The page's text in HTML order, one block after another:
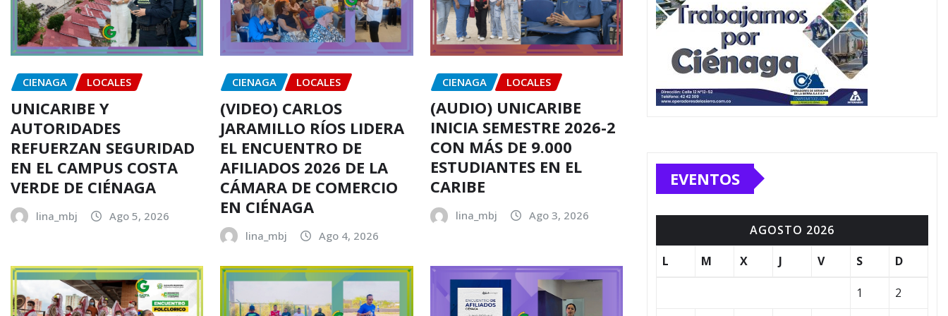
CIENAGA LOCALES
UNICARIBE Y
AUTORIDADES
REFUERZAN SEGURIDAD
EN EL CAMPUS COSTA
VERDE DE CIÉNAGA
lina_mbj Ago 5, 2026
CIENAGA LOCALES
(VIDEO) CARLOS
JARAMILLO RÍOS LIDERA
EL ENCUENTRO DE
AFILIADOS 2026 DE LA
CÁMARA DE COMERCIO
EN CIÉNAGA
lina_mbj Ago 4, 2026
CIENAGA LOCALES
(AUDIO) UNICARIBE
INICIA SEMESTRE 2026-2
CON MÁS DE 9.000
ESTUDIANTES EN EL
CARIBE
lina_mbj Ago 3, 2026
EVENTOS
AGOSTO 2026
L
M X J V S D
1
2